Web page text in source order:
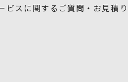
ビスに関するご質問・お見積